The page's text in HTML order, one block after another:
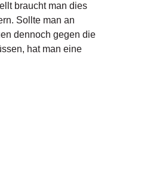
braucht man dies
Sollte man an
dennoch gegen die
hat man eine